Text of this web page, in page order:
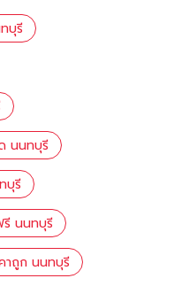
บุรี
นนทบุรี
บุรี
รี นนทบุรี
าถูก นนทบุรี